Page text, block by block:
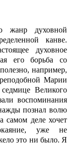
духовной
канве.
духовное
его борьба со
например,
Марии
Великого
воспоминания
познал волю
самом деле хочет
уже не
это ни было. Я